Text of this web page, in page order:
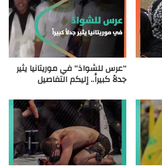
“عرس للشواذ” في موريتانيا يثير
جدلاً كبيراًَ.. إليكم التفاصيل